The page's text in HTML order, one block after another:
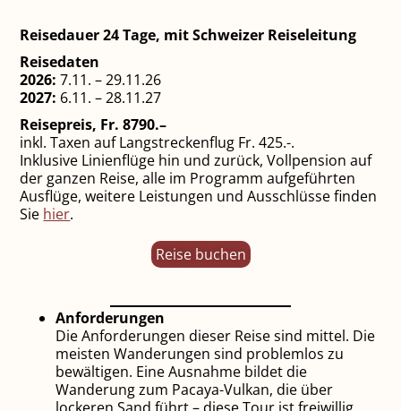
Reisedauer 24 Tage, mit Schweizer Reiseleitung
Reisedaten
2026: 7.11. – 29.11.26
2027: 6.11. – 28.11.27
Reisepreis, Fr. 8790.–
inkl. Taxen auf Langstreckenflug Fr. 425.-.
Inklusive Linienflüge hin und zurück, Vollpension auf
der ganzen Reise, alle im Programm aufgeführten
Ausflüge, weitere Leistungen und Ausschlüsse finden
Sie hier.
Reise buchen
Anforderungen
Die Anforderungen dieser Reise sind mittel. Die
meisten Wanderungen sind problemlos zu
bewältigen. Eine Ausnahme bildet die
Wanderung zum Pacaya-Vulkan, die über